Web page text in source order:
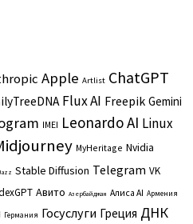
Apple Artlist ChatGPT
Flux AI Freepik Gemini
IMEI Leonardo AI Linux
MyHeritage Nvidia
Stable Diffusion Telegram VK
Авито Азербайджан Алиса AI Армения
Германия Госуслуги Греция ДНК